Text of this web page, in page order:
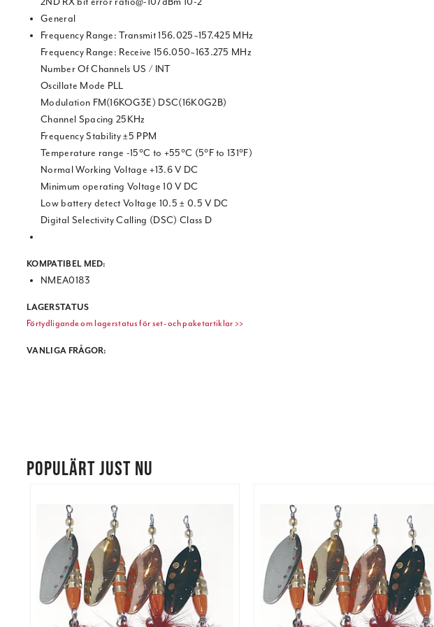
General
Frequency Range: Transmit 156.025~157.425 MHz
Frequency Range: Receive 156.050~163.275 MHz
Number Of Channels US / INT
Oscillate Mode PLL
Modulation FM(16KOG3E) DSC(16K0G2B)
Channel Spacing 25KHz
Frequency Stability ±5 PPM
Temperature range -15°C to +55°C (5°F to 131°F)
Normal Working Voltage +13.6 V DC
Minimum operating Voltage 10 V DC
Low battery detect Voltage 10.5 ± 0.5 V DC
Digital Selectivity Calling (DSC) Class D
KOMPATIBEL MED:
NMEA0183
LAGERSTATUS
Förtydligande om lagerstatus för set- och paketartiklar >>
VANLIGA FRÅGOR:
POPULÄRT JUST NU